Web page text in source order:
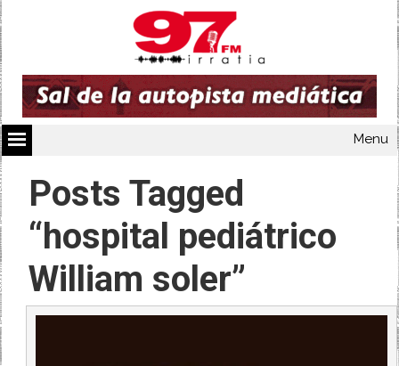
Menu
Posts Tagged
“hospital pediátrico
William soler”